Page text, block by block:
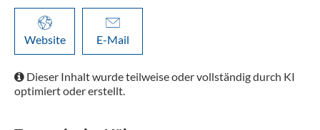
Website E-Mail
Dieser Inhalt wurde teilweise oder vollständig durch KI
optimiert oder erstellt.